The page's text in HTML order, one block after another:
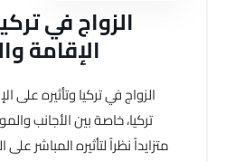
الزواج في
الإقامة
الزواج في تركيا وتأثيره على
تركيا، خاصة بين الأجانب
متزايداً نظراً لتأثيره المباشر